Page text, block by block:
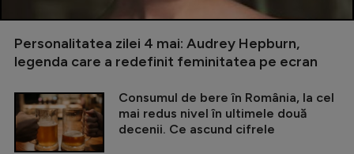
Personalitatea zilei 4 mai: Audrey Hepburn,
legenda care a redefinit feminitatea pe ecran
Consumul de bere în România, la cel
mai redus nivel în ultimele două
decenii. Ce ascund cifrele